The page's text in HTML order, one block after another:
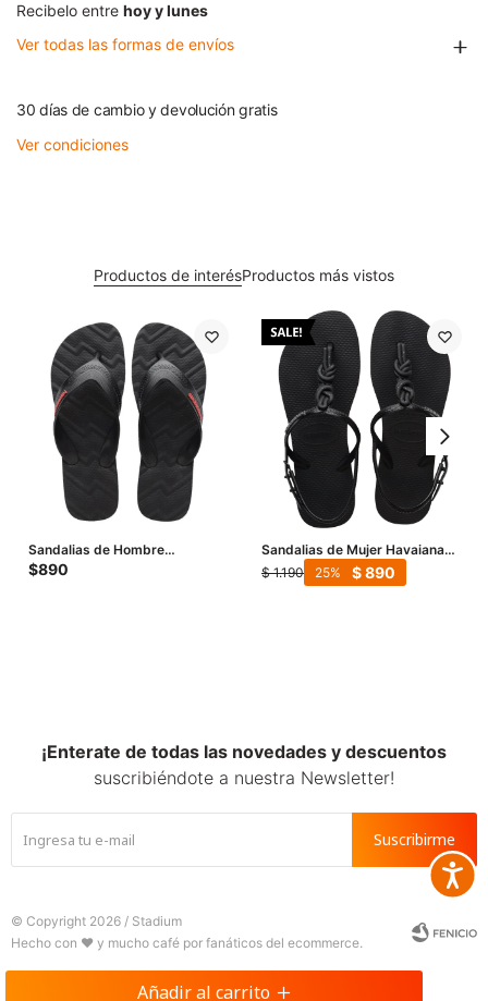
Añadir al carrito
Recibelo entre hoy y lunes
Ver todas las formas de envíos
30 días de cambio y devolución gratis
Ver condiciones
Productos de interésProductos más vistos
Sandalias de Hombre
Havaianas TRACK - Negro
$890
Sandalias de Mujer Havaianas
Twist Plus - Negro
$ 1.190 $890
25
¡Enterate de todas las novedades y descuentos
suscribiéndote a nuestra Newsletter!
Suscribirme
© Copyright 2026 / Stadium